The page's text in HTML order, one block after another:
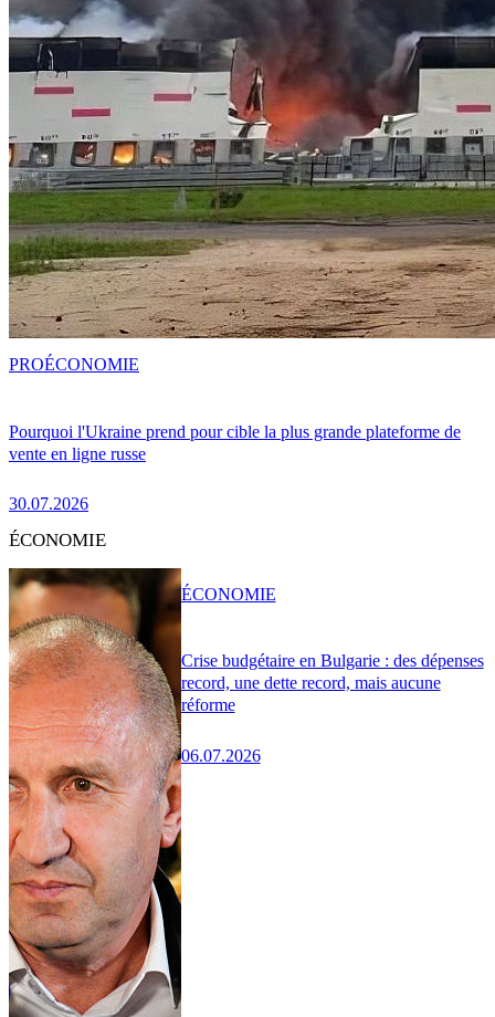
Pourquoi l'Ukraine prend pour cible la plus grande plateforme de
vente en ligne russe
30.07.2026
PROÉCONOMIE
ÉCONOMIE
Crise budgétaire en Bulgarie : des dépenses
record, une dette record, mais aucune
réforme
06.07.2026
ÉCONOMIE